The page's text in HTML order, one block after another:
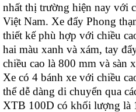
nhất thị trường hiện nay với
Việt Nam. Xe đẩy Phong
thiết kế phù hợp với chiều
hai màu xanh và xám, tay
chiều cao là 800 mm và sàn
Xe có 4 bánh xe với chiều
thể dễ dàng di chuyển qua
XTB 100D có khối lượng là